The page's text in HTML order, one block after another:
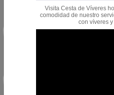
Visita Cesta de Víveres
comodidad de nuestro
con víveres